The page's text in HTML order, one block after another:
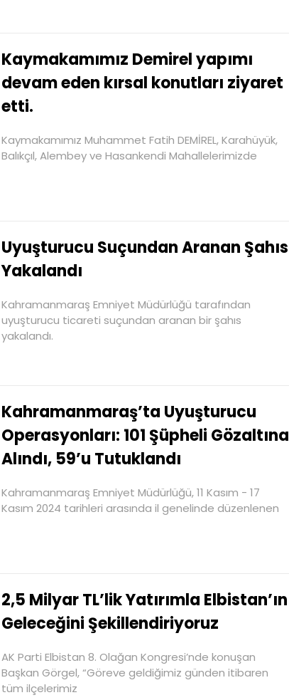
Kaymakamımız Demirel yapımı
devam eden kırsal konutları ziyaret
etti.
Kaymakamımız Muhammet Fatih DEMİREL, Karahüyük,
Balıkçıl, Alembey ve Hasankendi Mahallelerimizde
Uyuşturucu Suçundan Aranan Şahıs
Yakalandı
Kahramanmaraş Emniyet Müdürlüğü tarafından
uyuşturucu ticareti suçundan aranan bir şahıs
yakalandı.
Kahramanmaraş’ta Uyuşturucu
Operasyonları: 101 Şüpheli Gözaltına
Alındı, 59’u Tutuklandı
Kahramanmaraş Emniyet Müdürlüğü, 11 Kasım - 17
Kasım 2024 tarihleri arasında il genelinde düzenlenen
2,5 Milyar TL’lik Yatırımla Elbistan’ın
Geleceğini Şekillendiriyoruz
AK Parti Elbistan 8. Olağan Kongresi’nde konuşan
Başkan Görgel, “Göreve geldiğimiz günden itibaren
tüm ilçelerimiz